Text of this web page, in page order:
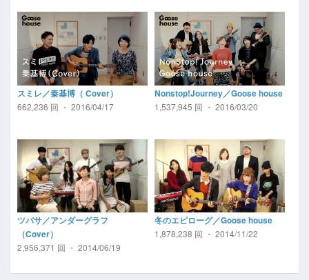
スミレ／秦基博（ Cover）
662,236 回 ・ 2016/04/17
Nonstop!Journey／Goose house
1,537,945 回 ・ 2016/03/20
ツバサ／アンダーグラフ
（Cover）
2,956,371 回 ・ 2014/06/19
冬のエピローグ／Goose house
1,878,238 回 ・ 2014/11/22